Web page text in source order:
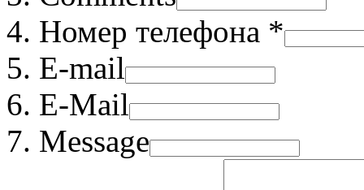
Номер телефона *
E-mail
E-Mail
Message